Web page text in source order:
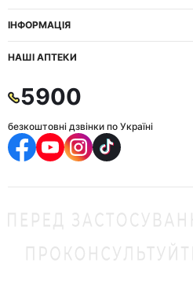
ІНФОРМАЦІЯ
НАШІ АПТЕКИ
5900
безкоштовні дзвінки по Україні